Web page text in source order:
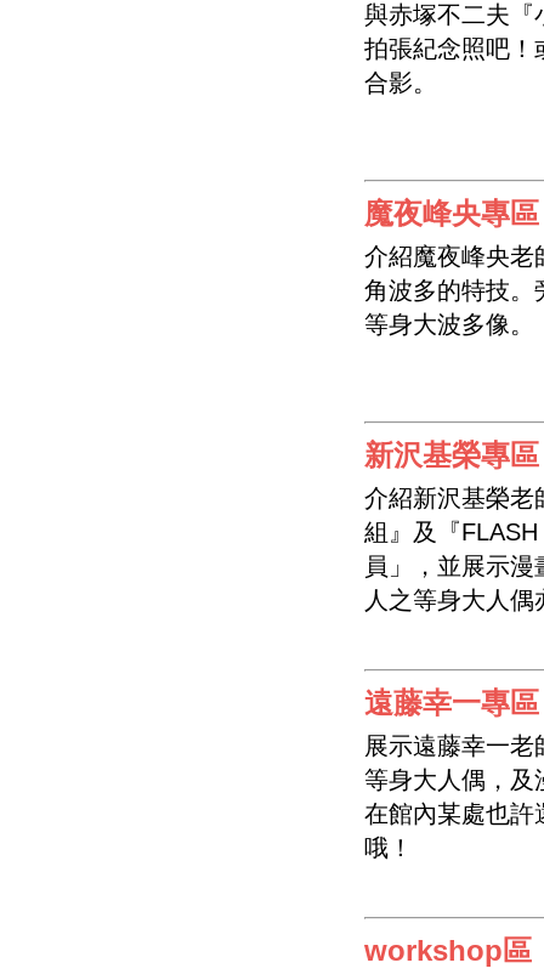
與赤塚不二夫『
拍張紀念照吧！
合影。
魔夜峰央專區
介紹魔夜峰央老
角波多的特技。
等身大波多像。
新沢基榮專區
介紹新沢基榮老
組』及『
員」，並展示
人之等身大人
遠藤幸一專區
展示遠藤幸一
等身大人偶，及
在館內某處也許
哦！
workshop區